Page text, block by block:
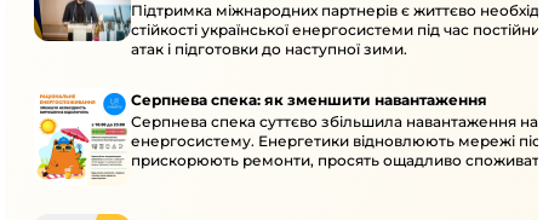
енергосистеми
Підтримка міжнародних партнерів є життєво
стійкості української енергосистеми під час
атак і підготовки до наступної зими.
Серпнева спека: як зменшити навантаження
Серпнева спека суттєво збільшила навантаження на
енергосистему. Енергетики відновлюють мережі
прискорюють ремонти, просять ощадливо